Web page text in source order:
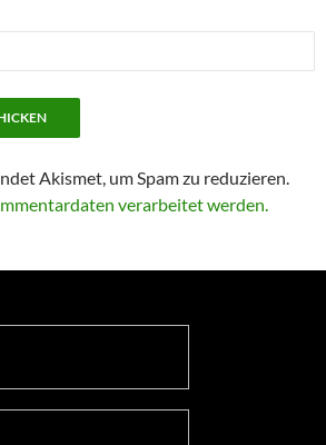
Akismet, um Spam zu reduzieren.
verarbeitet werden.